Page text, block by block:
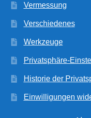
Vermessung
Verschiedenes
Werkzeuge
Privatsphäre-
Historie der
Einwilligungen